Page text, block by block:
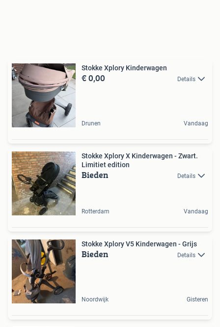
Stokke Xplory Kinderwagen
€ 0,00 Details
Drunen Vandaag
Stokke Xplory X Kinderwagen - Zwart.
Limitiet edition
Bieden Details
Rotterdam Vandaag
Stokke Xplory V5 Kinderwagen - Grijs
Bieden Details
Noordwijk Gisteren